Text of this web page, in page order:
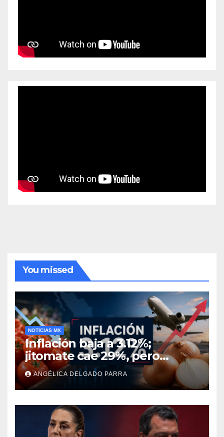
You missed
NOTICIAS MX
Inflación baja a 3.12%;
jitomate cae 29%, pero
cebolla y vuelos se
encarecen
ANGÉLICA DELGADO PARRA